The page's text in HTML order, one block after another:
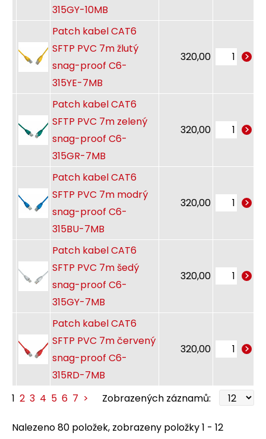
315GY-10MB
Patch kabel CAT6
SFTP PVC 7m žlutý
snag-proof C6-
315YE-7MB
320,00
Patch kabel CAT6
SFTP PVC 7m zelený
snag-proof C6-
315GR-7MB
320,00
Patch kabel CAT6
SFTP PVC 7m modrý
snag-proof C6-
315BU-7MB
320,00
Patch kabel CAT6
SFTP PVC 7m šedý
snag-proof C6-
315GY-7MB
320,00
Patch kabel CAT6
SFTP PVC 7m červený
snag-proof C6-
315RD-7MB
320,00
1 2 3 4 5 6 7 > Zobrazených záznamů:
Nalezeno 80 položek, zobrazeny položky 1 - 12